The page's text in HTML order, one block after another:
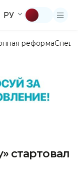
РУ
реформа
стартовал